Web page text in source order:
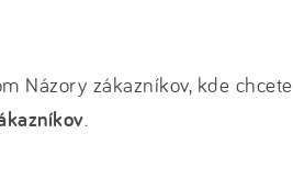
Názory zákazníkov, kde chcete